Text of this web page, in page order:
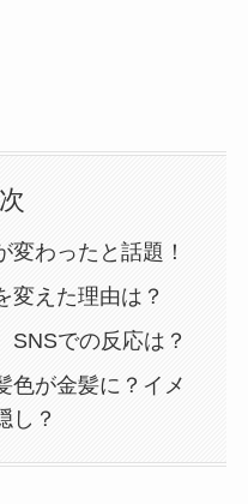
変わったと話題！
変えた理由は？
SNSでの反応は？
色が金髪に？イメ
し？